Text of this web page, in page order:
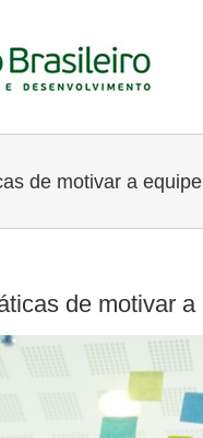
de motivar a
de motivar